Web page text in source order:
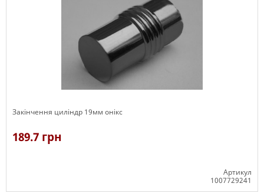
Закінчення циліндр 19мм онікс
189.7 грн
Артикул
1007729241